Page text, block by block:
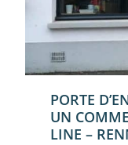
PORTE
UN
LINE –